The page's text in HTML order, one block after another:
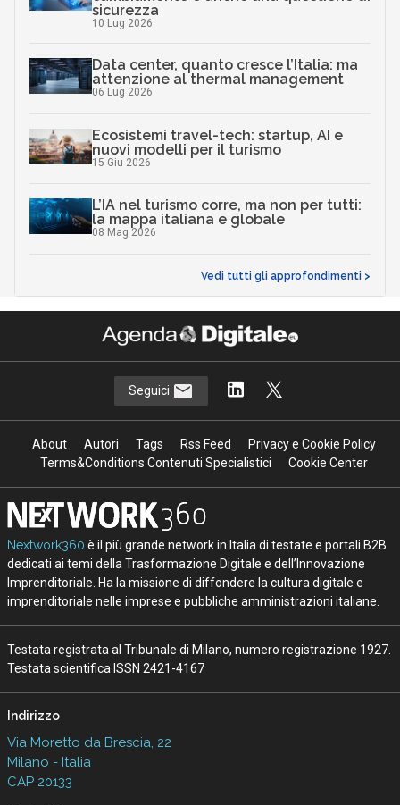
sicurezza
10 Lug 2026
Data center, quanto cresce l’Italia: ma
attenzione al thermal management
06 Lug 2026
Ecosistemi travel-tech: startup, AI e
nuovi modelli per il turismo
15 Giu 2026
L’IA nel turismo corre, ma non per tutti:
la mappa italiana e globale
08 Mag 2026
Vedi tutti gli approfondimenti >
Seguici
About Autori Tags Rss Feed
Privacy e Cookie Policy
Terms&Conditions Contenuti Specialistici
Cookie Center
Nextwork360 è il più grande network in Italia di testate e portali B2B
dedicati ai temi della Trasformazione Digitale e dell’Innovazione
Imprenditoriale. Ha la missione di diffondere la cultura digitale e
imprenditoriale nelle imprese e pubbliche amministrazioni italiane.
Testata registrata al Tribunale di Milano, numero registrazione 1927.
Testata scientifica ISSN 2421-4167
Indirizzo
Via Moretto da Brescia, 22
Milano - Italia
CAP 20133